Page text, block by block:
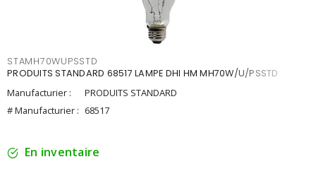
STAMH70WUPSSTD
PRODUITS STANDARD 68517 LAMPE DHI HM MH70W/U/PSSTD
Manufacturier :
PRODUITS STANDARD
# Manufacturier : 68517
En inventaire